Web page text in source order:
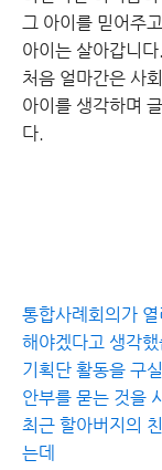
그 아이를 믿어주
아이는 살아갑니
처음 얼마간은 사
아이를 생각하며
다.
통합사례회의가
해야겠다고 생각
기획단 활동을 구
안부를 묻는 것을
최근 할아버지의
는데